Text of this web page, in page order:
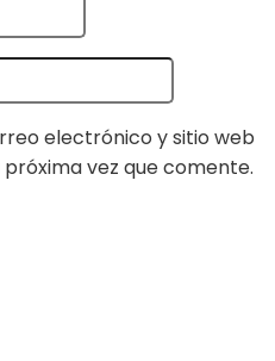
electrónico y sitio web
vez que comente.